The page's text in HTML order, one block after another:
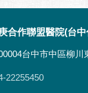
合作聯盟醫院(台
台中市中區柳川
22255450